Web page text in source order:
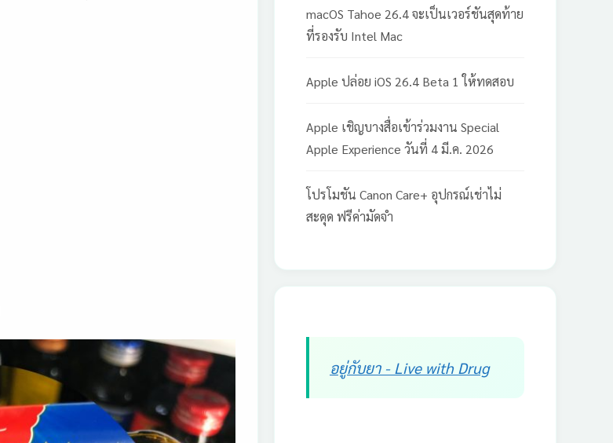
macOS Tahoe 26.4 จะเป็นเวอร์ชันสุดท้าย
ที่รองรับ Intel Mac
Apple ปล่อย iOS 26.4 Beta 1 ให้ทดสอบ
Apple เชิญบางสื่อเข้าร่วมงาน Special
Apple Experience วันที่ 4 มี.ค. 2026
โปรโมชัน Canon Care+ อุปกรณ์เช่าไม่
สะดุด ฟรีค่ามัดจำ
อยู่กับยา - Live with Drug